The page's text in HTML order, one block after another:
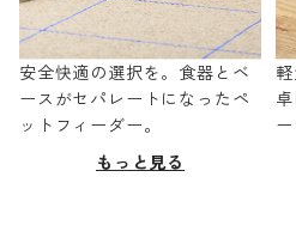
安全快適の選択を。食器とベ
ースがセパレートになったペ
ットフィーダー。
もっと見る